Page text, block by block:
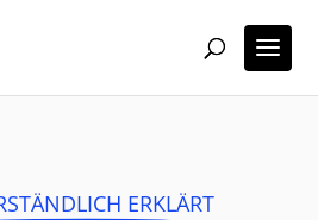
ERKLÄRT